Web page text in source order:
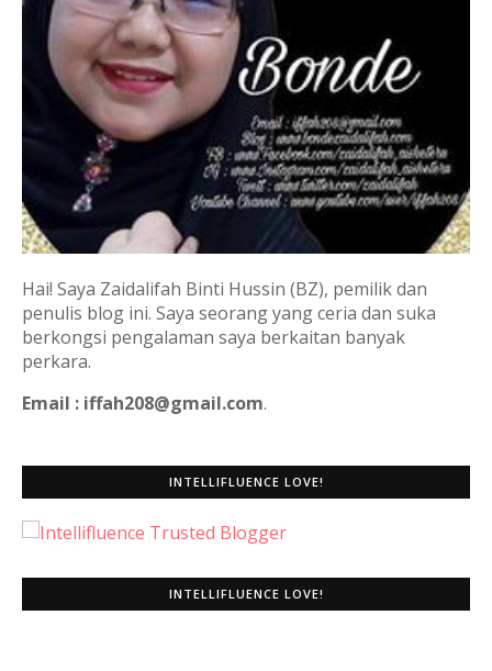
Hai! Saya Zaidalifah Binti Hussin (BZ), pemilik dan
penulis blog ini. Saya seorang yang ceria dan suka
berkongsi pengalaman saya berkaitan banyak
perkara.
Email : iffah208@gmail.com.
INTELLIFLUENCE LOVE!
INTELLIFLUENCE LOVE!